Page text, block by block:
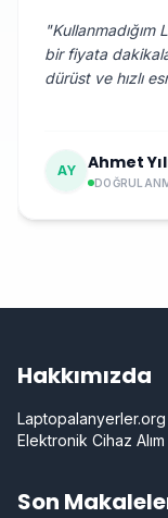
"Kullanmadığım
bir fiyata
dürüst ve hızlı
AY Ahmet
Hakkımızda
Laptopalanyerler.org
Elektronik Cihaz
Son